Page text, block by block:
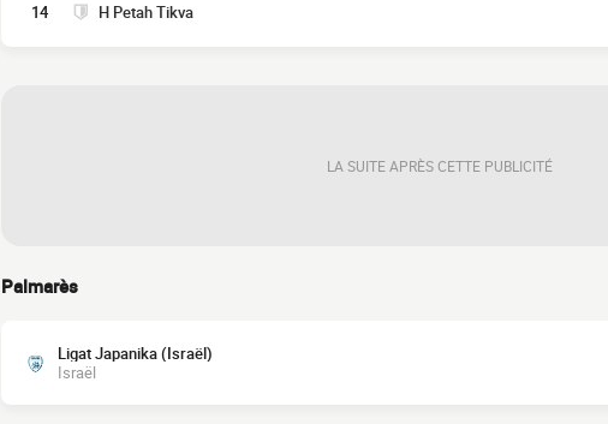
14 H Petah Tikva
LA SUITE APRÈS CETTE PUBLICITÉ
Palmarès
Ligat Japanika (Israël)
Israël